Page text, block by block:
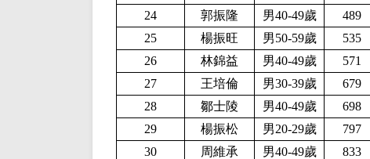
24
郭振隆 男40-49歲 489
25
楊振旺 男50-59歲 535
26
林錦益 男40-49歲 571
27
王培倫 男30-39歲 679
28
鄒士陵 男40-49歲 698
29
楊振松 男20-29歲 797
30
周維承 男40-49歲 833